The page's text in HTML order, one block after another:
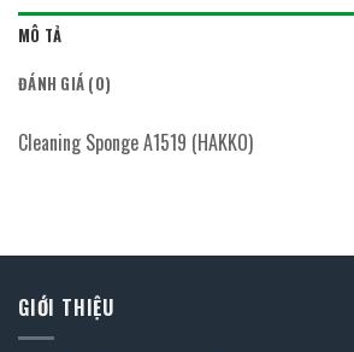
MÔ TẢ
ĐÁNH GIÁ (0)
Cleaning Sponge A1519 (HAKKO)
GIỚI THIỆU